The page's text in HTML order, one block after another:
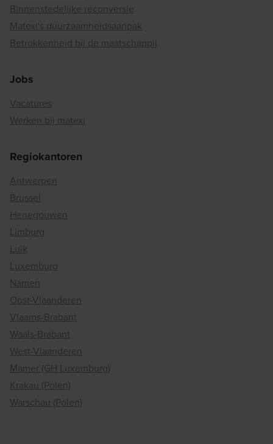
Binnenstedelijke reconversie
Matexi's duurzaamheidsaanpak
Betrokkenheid bij de maatschappij
Jobs
Vacatures
Werken bij matexi
Regiokantoren
Antwerpen
Brussel
Henegouwen
Limburg
Luik
Luxemburg
Namen
Oost-Vlaanderen
Vlaams-Brabant
Waals-Brabant
West-Vlaanderen
Mamer (GH Luxemburg)
Krakau (Polen)
Warschau (Polen)